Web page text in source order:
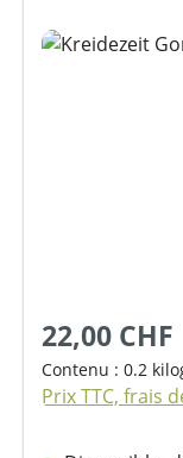
Ignorer la
22,00 CHF
Contenu : 0.2
Prix TTC, frais